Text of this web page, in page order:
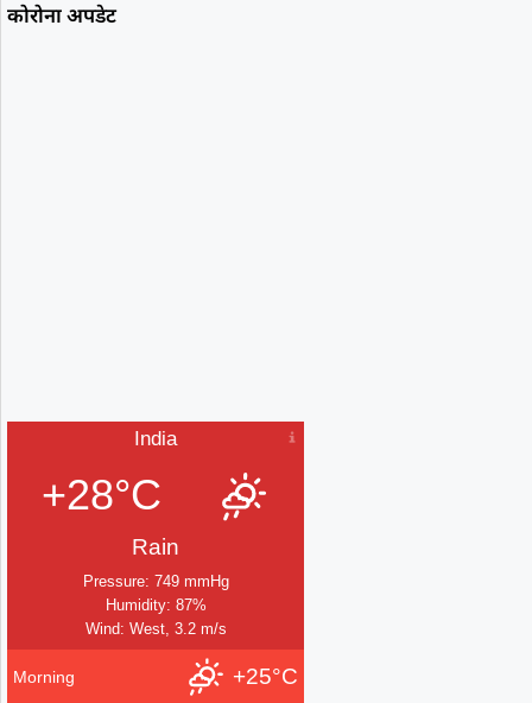
कोरोना अपडेट
India
+28°C
Rain
Pressure: 749 mmHg
Humidity: 87%
Wind: West, 3.2 m/s
Morning +25°C